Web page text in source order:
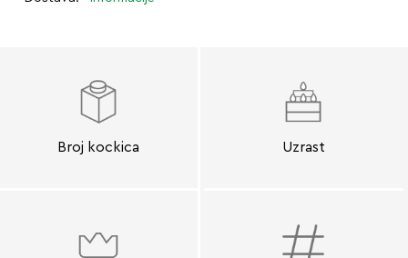
Broj kockica Uzrast